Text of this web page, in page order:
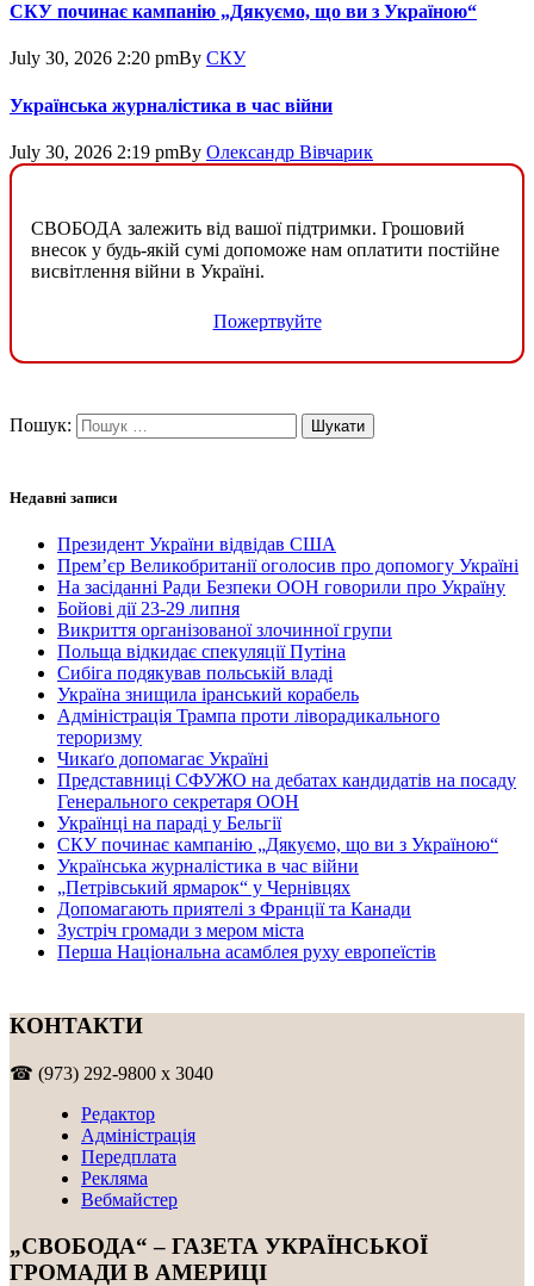
СКУ починає кампанію „Дякуємо, що ви з Україною“
July 30, 2026 2:20 pmBy СКУ
Українська журналістика в час війни
July 30, 2026 2:19 pmBy Олександр Вівчарик
СВОБОДА залежить від вашої підтримки. Грошовий
внесок у будь-якій сумі допоможе нам оплатити постійне
висвітлення війни в Україні.
Пожертвуйте
Пошук:
Недавні записи
Президент України відвідав США
Прем’єр Великобританії оголосив про допомогу Україні
На засіданні Ради Безпеки ООН говорили про Україну
Бойові дії 23-29 липня
Викриття організованої злочинної групи
Польща відкидає спекуляції Путіна
Сибіга подякував польській владі
Україна знищила іранський корабель
Адміністрація Трампа проти ліворадикального
тероризму
Чикаґо допомагає Україні
Представниці СФУЖО на дебатах кандидатів на посаду
Генерального секретаря ООН
Українці на параді у Бельгії
СКУ починає кампанію „Дякуємо, що ви з Україною“
Українська журналістика в час війни
„Петрівський ярмарок“ у Чернівцях
Допомагають приятелі з Франції та Канади
Зустріч громади з мером міста
Перша Національна асамблея руху европеїстів
КОНТАКТИ
☎ (973) 292-9800 x 3040
Редактор
Адміністрація
Передплата
Рекляма
Вебмайстер
„СВОБОДА“ – ГАЗЕТА УКРАЇНСЬКОЇ
ГРОМАДИ В АМЕРИЦІ